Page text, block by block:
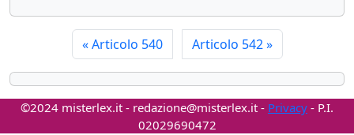
«Articolo 540 Articolo 542»
©2024 misterlex.it - redazione@misterlex.it - Privacy - P.I.
02029690472